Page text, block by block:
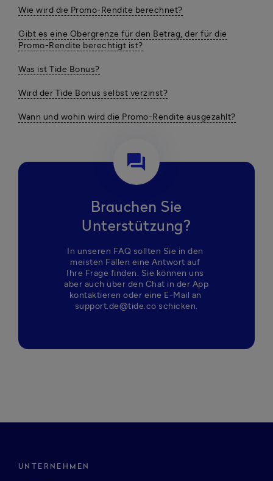
Wie wird die Promo-Rendite berechnet?
Gibt es eine Obergrenze für den Betrag, der für die
Promo-Rendite berechtigt ist?
Was ist Tide Bonus?
Wird der Tide Bonus selbst verzinst?
Wann und wohin wird die Promo-Rendite ausgezahlt?
question_answer
Brauchen Sie
Unterstützung?
In unseren FAQ sollten Sie in den
meisten Fällen eine Antwort auf
Ihre Frage finden. Sie können uns
aber auch über den Chat in der App
kontaktieren oder eine E-Mail an
support.de@tide.co schicken.
UNTERNEHMEN